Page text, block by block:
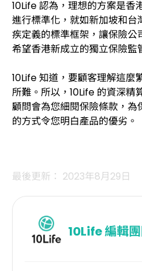
10Life 認為，理想的方案是香
進行標準化，就如新加坡和
疾定義的標準框架，讓保險公
希望香港新成立的獨立保險監
10Life 知道，要顧客理解這麼
所難。所以，10Life 的資深精
顧問會為您細閱保險條款，為
的方式令您明白產品的優劣。
最後更新： 2023年8月29日
10Life編輯